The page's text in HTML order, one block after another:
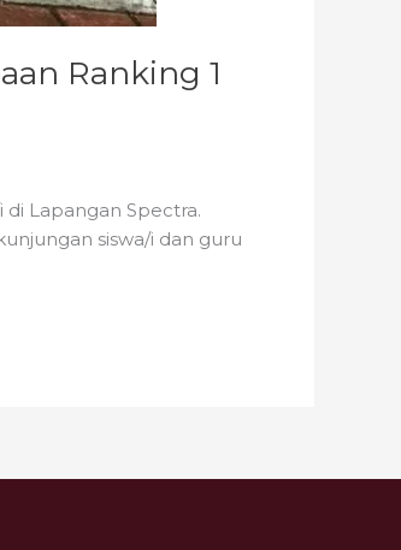
Ranking 1
di Lapangan Spectra.
siswa/i dan guru